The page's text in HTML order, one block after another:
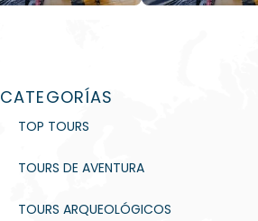
CATEGORÍAS
TOP TOURS
TOURS DE AVENTURA
TOURS ARQUEOLÓGICOS